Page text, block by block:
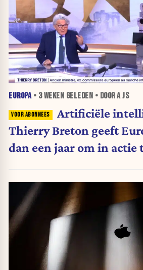
EUROPA• 3 WEKEN GELEDEN • DOOR A JS
Artificiële
Thierry Breton geeft
dan een jaar om in actie